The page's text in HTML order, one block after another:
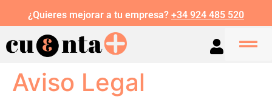
¿Quieres mejorar a tu empresa? +34 924 485 520
Aviso Legal